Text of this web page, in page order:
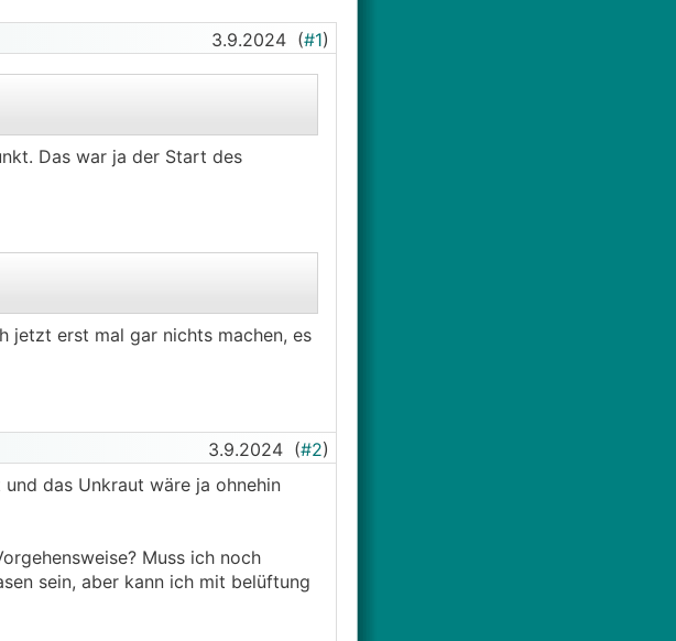
3.9.2024 (#1)
Das war ja der Start des
jetzt erst mal gar nichts machen, es
3.9.2024 (#2)
das Unkraut wäre ja ohnehin
Muss ich noch
sein, aber kann ich mit belüftung